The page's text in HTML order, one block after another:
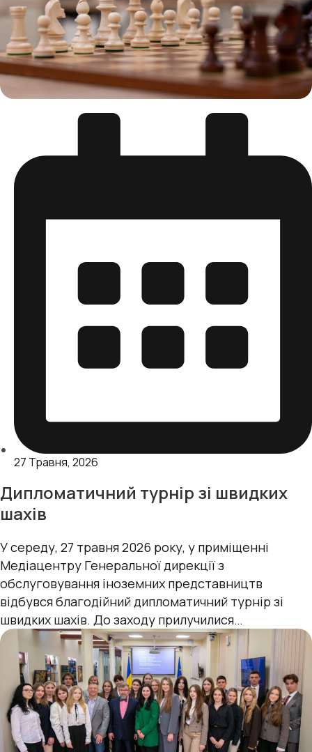
27 Травня, 2026
Дипломатичний турнір зі швидких
шахів
У середу, 27 травня 2026 року, у приміщенні
Медіацентру Генеральної дирекції з
обслуговування іноземних представництв
відбувся благодійний дипломатичний турнір зі
швидких шахів. До заходу прилучилися
співробітники Посольства Чорногорії в Україні,